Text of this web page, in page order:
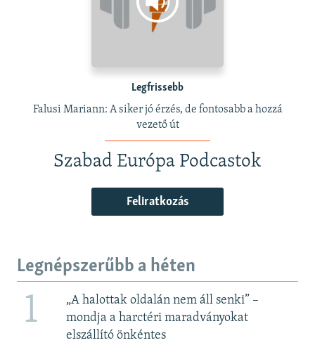
Legfrissebb
Falusi Mariann: A siker jó érzés, de fontosabb a hozzá
vezető út
Szabad Európa Podcastok
Feliratkozás
Legnépszerűbb a héten
1
„A halottak oldalán nem áll senki” –
mondja a harctéri maradványokat
elszállító önkéntes